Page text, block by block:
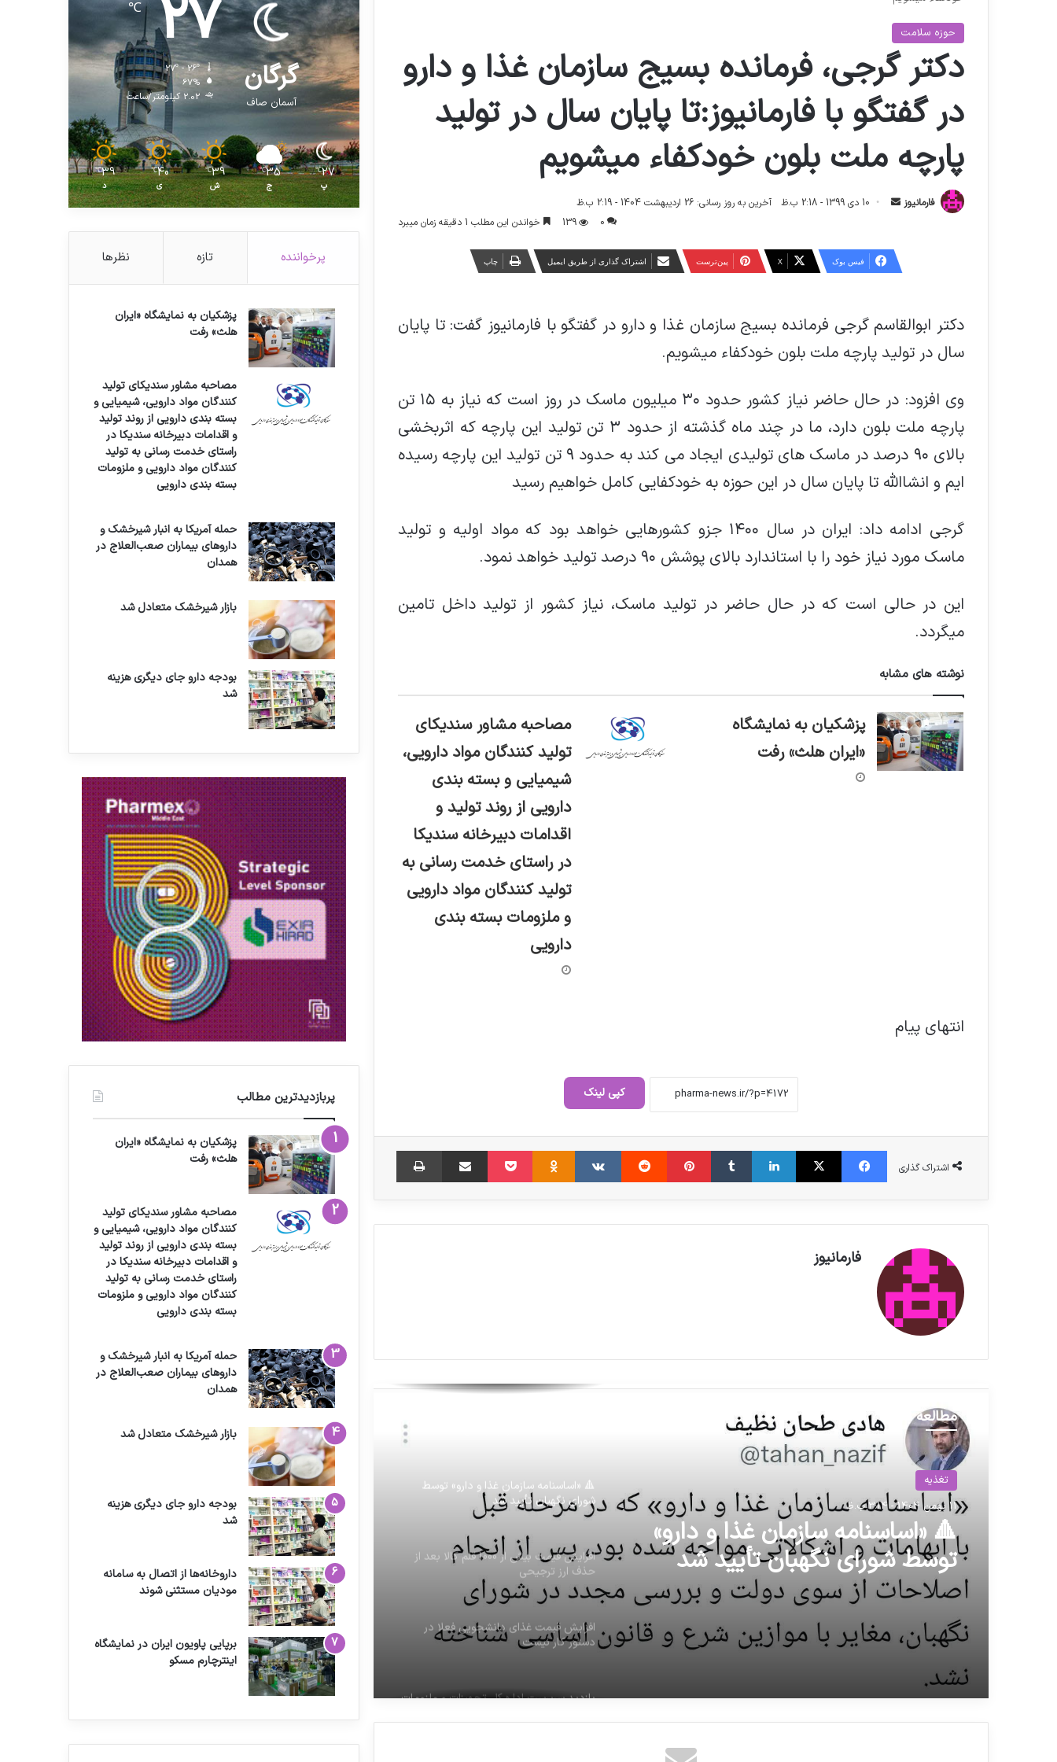
حوزه سلامت
دکتر گرجی، فرمانده بسیج سازمان غذا و دارو
در گفتگو با فارمانیوز:تا پایان سال در تولید
پارچه ملت بلون خودکفاء میشویم
فارمانیوز
ی
10 دی 1399 - 2:18 ب.ظ
آخرین به روز رسانی: 26 اردیبهشت 1404 - 2:19 ب.ظ
0
139 خواندن این مطلب 1 دقیقه زمان میبرد
فیس بوک X ‫پین‌ترست اشتراک گذاری از طریق ایمیل چاپ
دکتر ابوالقاسم گرجی فرمانده بسیج سازمان غذا و دارو در گفتگو با فارمانیوز گفت: تا پایان
سال در تولید پارچه ملت بلون خودکفاء میشویم.
وی افزود: در حال حاضر نیاز کشور حدود ۳۰ میلیون ماسک در روز است که نیاز به ۱۵ تن
پارچه ملت بلون دارد، ما در چند ماه گذشته از حدود ۳ تن تولید این پارچه که اثربخشی
بالای ۹۰ درصد در ماسک های تولیدی ایجاد می کند به حدود ۹ تن تولید این پارچه رسیده
ایم و انشاالله تا پایان سال در این حوزه به خودکفایی کامل خواهیم رسید
گرجی ادامه داد: ایران در سال ۱۴۰۰ جزو کشورهایی خواهد بود که مواد اولیه و تولید
ماسک مورد نیاز خود را با استاندارد بالای پوشش ۹۰ درصد تولید خواهد نمود.
این در حالی است که در حال حاضر در تولید ماسک، نیاز کشور از تولید داخل تامین
میگردد.
نوشته های مشابه
پزشکیان به نمایشگاه
«ایران هلث» رفت
مصاحبه مشاور سندیکای
تولید کنندگان مواد دارویی،
شیمیایی و بسته بندی
دارویی از روند تولید و
اقدامات دبیرخانه سندیکا
در راستای خدمت رسانی به
تولید کنندگان مواد دارویی
و ملزومات بسته بندی
دارویی
انتهای پیام
کپی لینک
اشتراک گذاری
فیس بوک X لینکدین ‫تامبلر ‫پین‌ترست ‫رددیت ‫VKontakte
‫Odnoklassniki پاکت اشتراک گذاری از طریق ایمیل
فارمانیوز
مطالعه بعدی
تغذیه
11 بهمن 1404 - 3:14 ب.ظ
🔺 ‏«اساسنامه سازمان غذا و دارو»
توسط شورای نگهبان تأیید شد
حوزه سلامت
31 شهریور 1401 - 10:53 ق.ظ
افزایش قیمت بیش از 1000 قلم کالا
بعد از حذف ارز ترجیحی
حذف ارز ترجیحی
تجهیزات حوزه دیالیز
بلندمدت / صرف‌نظر از پوشش بیمه‌ای
افزایش قیمت بیش از 1000 قلم کالا بعد از
حذف ارز ترجیحی
افزایش قیمت غذای دانشجویی فعلا در
دستور کار نیست
بازدید سرپرست اداره کل تجهیزات و ملزومات
پزشکی سازمان غذا و دارو از شرکت تولیدی
عدم پوشش بیمه‌ای ۱۰۰ قلم دارو به دلیل
گرگان
آسمان صاف
27
℃
27º - 26º
67%
2.02 کیلومتر/ساعت
27
℃
پ
35
℃
ج
39
℃
ش
40
℃
ی
39
℃
د
پرخواننده تازه نظرها
پزشکیان به نمایشگاه «ایران
هلث» رفت
مصاحبه مشاور سندیکای تولید
کنندگان مواد دارویی، شیمیایی و
بسته بندی دارویی از روند تولید
و اقدامات دبیرخانه سندیکا در
راستای خدمت رسانی به تولید
کنندگان مواد دارویی و ملزومات
بسته بندی دارویی
حمله آمریکا به انبار شیرخشک و
داروهای بیماران صعب‌العلاج در
همدان
بازار شیرخشک متعادل شد
بودجه دارو جای دیگری هزینه
شد
پربازدیدترین مطالب
پزشکیان به نمایشگاه «ایران
هلث» رفت
مصاحبه مشاور سندیکای تولید
کنندگان مواد دارویی، شیمیایی و
بسته بندی دارویی از روند تولید
و اقدامات دبیرخانه سندیکا در
راستای خدمت رسانی به تولید
کنندگان مواد دارویی و ملزومات
بسته بندی دارویی
حمله آمریکا به انبار شیرخشک و
داروهای بیماران صعب‌العلاج در
همدان
بازار شیرخشک متعادل شد
بودجه دارو جای دیگری هزینه
شد
داروخانه‌ها از اتصال به سامانه
مودیان مستثنی شوند
برپایی پاویون ایران در نمایشگاه
اینترچارم مسکو